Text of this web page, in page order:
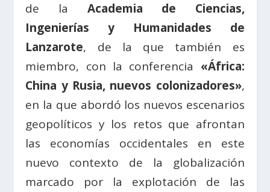
de la Academia de Ciencias,
Ingenierías y Humanidades de
Lanzarote, de la que también es
miembro, con la conferencia «África:
China y Rusia, nuevos colonizadores»,
en la que abordó los nuevos escenarios
geopolíticos y los retos que afrontan
las economías occidentales en este
nuevo contexto de la globalización
marcado por la explotación de las